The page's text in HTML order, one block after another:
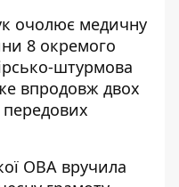
очолює медичну
8 окремого
штурмова
впродовж двох
передових
ОВА вручила